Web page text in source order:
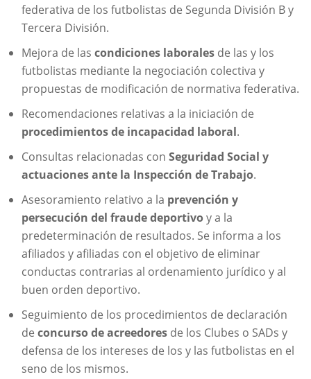
federativa de los futbolistas de Segunda División B y
Tercera División.
Mejora de lascondiciones laborales de las y los
futbolistas mediante la negociación colectiva y
propuestas de modificación de normativa federativa.
Recomendaciones relativas a la iniciación de
procedimientos de incapacidad laboral.
Consultas relacionadas conSeguridad Social y
actuaciones ante la Inspección de Trabajo.
Asesoramiento relativo a la prevención y
persecución del fraude deportivoy a la
predeterminación de resultados. Se informa a los
afiliados y afiliadas con el objetivo de eliminar
conductas contrarias al ordenamiento jurídico y al
buen orden deportivo.
Seguimiento de los procedimientos de declaración
deconcurso de acreedores de los Clubes o SADs y
defensa de los intereses de los y las futbolistas en el
seno de los mismos.